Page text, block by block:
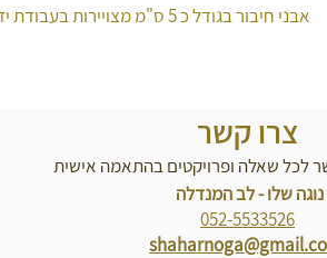
אבני חיבור בגודל כ 5 ס"מ מצויירות בעבודת יד מסודרות וארוזות במגש בצבע זהב
צרו קשר
לכל שאלה ופרויקטים בהתאמה אישית
נוגה שלו - לב המנדלה
052-5533526